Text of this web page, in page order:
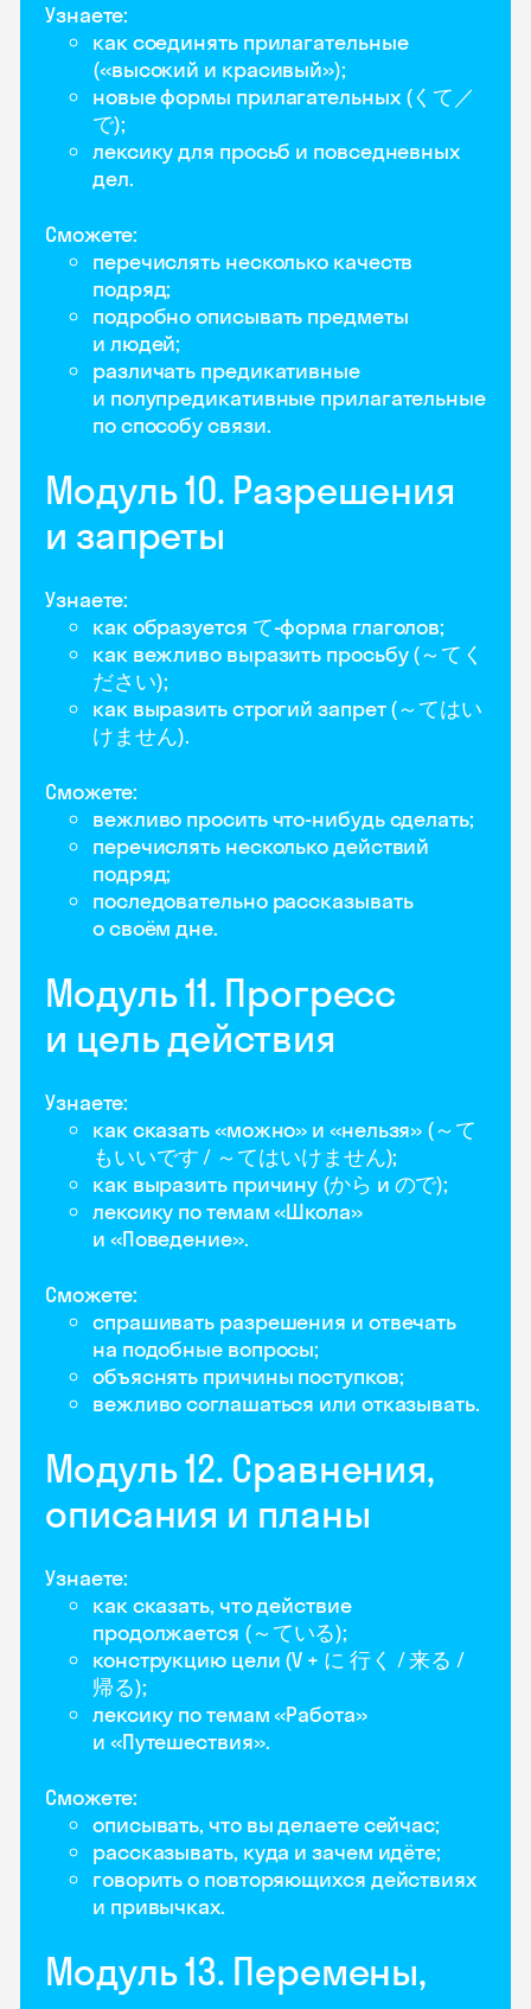
Узнаете:
как соединять прилагательные
(«высокий и красивый»);
новые формы прилагательных (くて／
で);
лексику для просьб и повседневных
дел.
Сможете:
перечислять несколько качеств
подряд;
подробно описывать предметы
и людей;
различать предикативные
и полупредикативные прилагательные
по способу связи.
Модуль 10. Разрешения
и запреты
Узнаете:
как образуется て-форма глаголов;
как вежливо выразить просьбу (～てく
ださい);
как выразить строгий запрет (～てはい
けません).
Сможете:
вежливо просить что-нибудь сделать;
перечислять несколько действий
подряд;
последовательно рассказывать
о своём дне.
Модуль 11. Прогресс
и цель действия
Узнаете:
как сказать «можно» и «нельзя» (～て
もいいです / ～てはいけません);
как выразить причину (から и ので);
лексику по темам «Школа»
и «Поведение».
Сможете:
спрашивать разрешения и отвечать
на подобные вопросы;
объяснять причины поступков;
вежливо соглашаться или отказывать.
Модуль 12. Сравнения,
описания и планы
Узнаете:
как сказать, что действие
продолжается (～ている);
конструкцию цели (V + に 行く / 来る /
帰る);
лексику по темам «Работа»
и «Путешествия».
Сможете:
описывать, что вы делаете сейчас;
рассказывать, куда и зачем идёте;
говорить о повторяющихся действиях
и привычках.
Модуль 13. Перемены,